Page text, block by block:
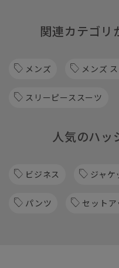
関連カテゴリ
メンズ メンズ
スリーピーススーツ
人気のハッ
ビジネス ジャケ
パンツ セットア